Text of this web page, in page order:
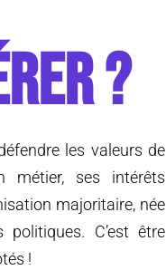
?
les valeurs de
métier, ses intérêts
majoritaire, née
C’est être
!